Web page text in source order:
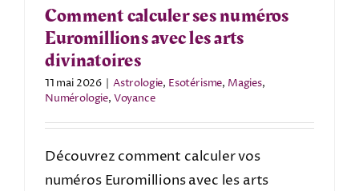
Comment calculer ses numéros
Euromillions avec les arts
divinatoires
11 mai 2026 | Astrologie, Esotérisme, Magies,
Numérologie, Voyance
Découvrez comment calculer vos
numéros Euromillions avec les arts